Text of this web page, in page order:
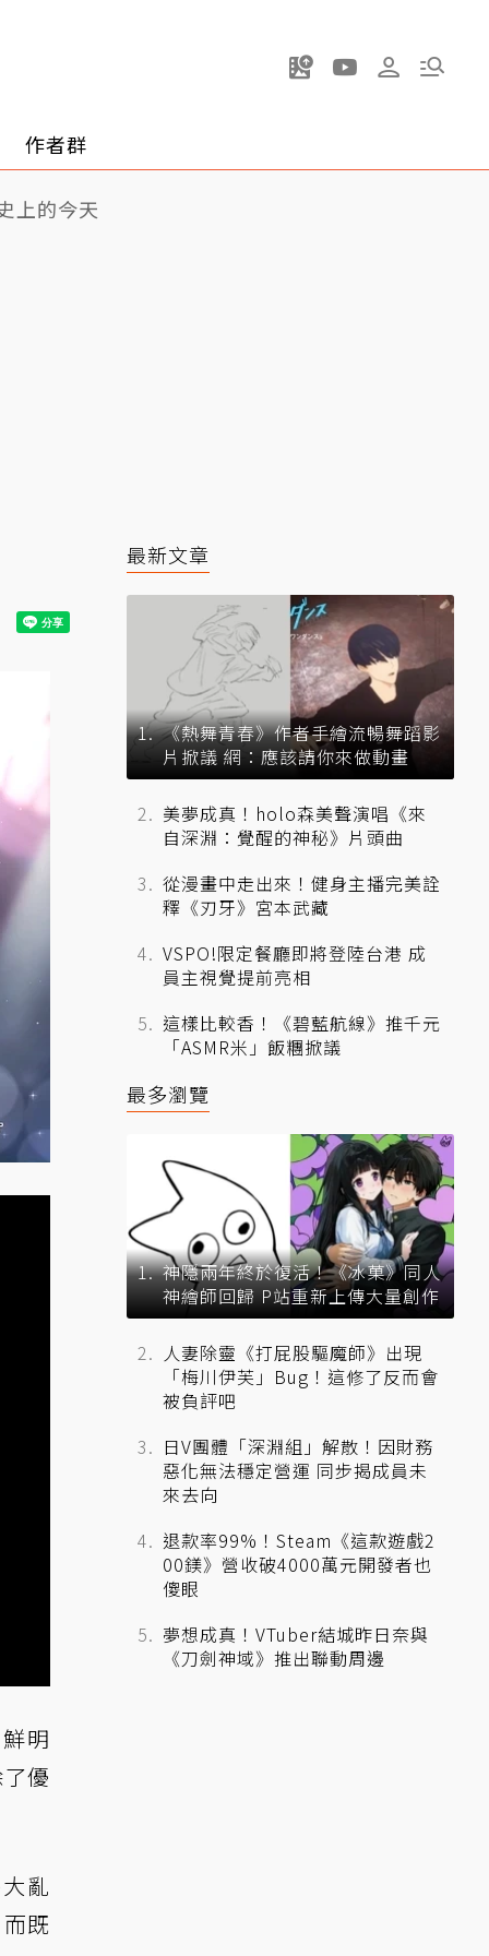
作者群
上的今天
明
優
亂
既
最新文章
《熱舞青春》作者手繪流暢舞蹈影
片掀議 網：應該請你來做動畫
美夢成真！holo森美聲演唱《來
自深淵：覺醒的神秘》片頭曲
從漫畫中走出來！健身主播完美詮
釋《刃牙》宮本武藏
VSPO!限定餐廳即將登陸台港 成
員主視覺提前亮相
這樣比較香！《碧藍航線》推千元
「ASMR米」飯糰掀議
最多瀏覽
神隱兩年終於復活！《冰菓》同人
神繪師回歸 P站重新上傳大量創作
人妻除靈《打屁股驅魔師》出現
「梅川伊芙」Bug！這修了反而會
被負評吧
日V團體「深淵組」解散！因財務
惡化無法穩定營運 同步揭成員未
來去向
退款率99%！Steam《這款遊戲2
00鎂》營收破4000萬元開發者也
傻眼
夢想成真！VTuber結城昨日奈與
《刀劍神域》推出聯動周邊